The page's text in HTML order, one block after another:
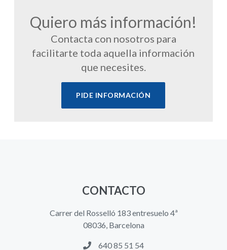
Quiero más información!
Contacta con nosotros para
facilitarte toda aquella información
que necesites.
PIDE INFORMACIÓN
CONTACTO
Carrer del Rosselló 183 entresuelo 4ª
08036, Barcelona
640 85 51 54